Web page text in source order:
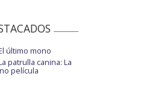
último mono
patrulla canina: La
película